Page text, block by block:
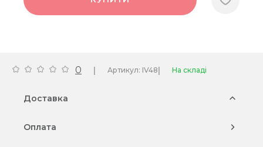
0 | Артикул: IV48| На складі
Доставка
Оплата